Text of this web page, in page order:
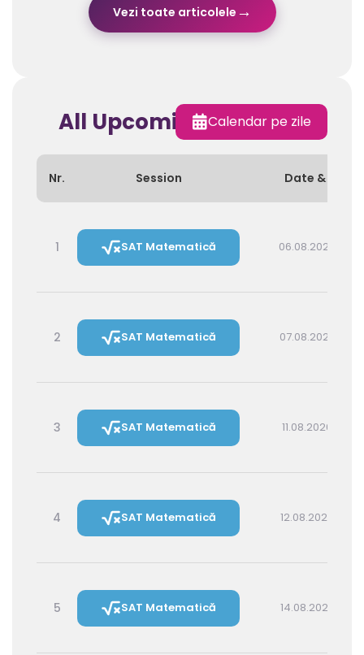
Vezi toate articolele →
All Upcoming Sessions
Calendar pe zile
Nr. Session Date & Time
1 SAT Matematică 06.08.2026 15:00
2 SAT Matematică 07.08.2026 16:00
3 SAT Matematică 11.08.2026 16:00
4 SAT Matematică 12.08.2026 14:30
5 SAT Matematică 14.08.2026 16:00